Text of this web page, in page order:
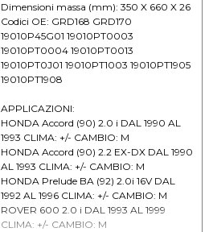
Dimensioni massa (mm): 350 X 660 X 26
Codici OE: GRD168 GRD170
19010P45G01 19010PT0003
19010PT0004 19010PT0013
19010PT0J01 19010PT1003 19010PT1905
19010PT1908
APPLICAZIONI:
HONDA Accord (90) 2.0 i DAL 1990 AL
1993 CLIMA: +/- CAMBIO: M
HONDA Accord (90) 2.2 EX-DX DAL 1990
AL 1993 CLIMA: +/- CAMBIO: M
HONDA Prelude BA (92) 2.0i 16V DAL
1992 AL 1996 CLIMA: +/- CAMBIO: M
ROVER 600 2.0 i DAL 1993 AL 1999
CLIMA: +/- CAMBIO: M